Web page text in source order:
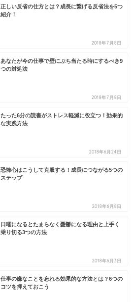
正しい反省の仕方とは？成長に繋げる反省法を5つ
紹介！
2018年7月8日
あなたが今の仕事で壁にぶち当たる時にするべき9
つの対処法
2018年7月8日
たった6分の読書がストレス軽減に役立つ！効果的
な実践方法
2018年6月24日
恐怖心はこうして克服する！成長につながる5つの
ステップ
2018年6月8日
日曜になるとたまらなく憂鬱になる理由と上手く
乗り切る3つの方法
2018年6月3日
仕事の嫌なことを忘れる効果的な方法とは？6つの
コツを押えておこう